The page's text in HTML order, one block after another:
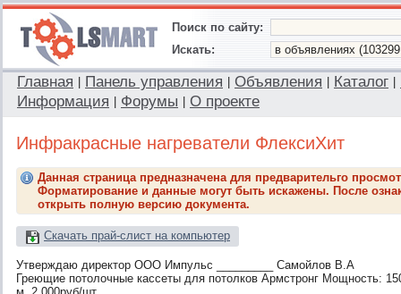
Поиск по сайту:
Искать:
Главная Панель управления Объявления Каталог
Информация
Форумы О проекте
Инфракрасные нагреватели ФлексиХит
Данная страница предназначена для предварительго
Форматирование и данные могут быть искажены. После
открыть полную версию документа.
Скачать прай-слист на компьютер
Утверждаю директор ООО Импульс _________ Самойлов В.А
Греющие потолочные кассеты для потолков Армстронг Мощность: